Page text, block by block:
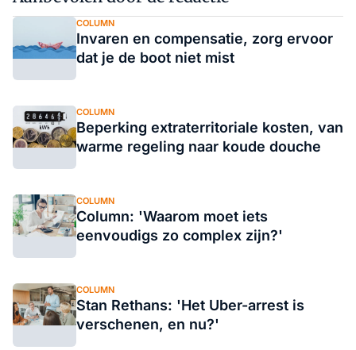
COLUMN
Invaren en compensatie, zorg ervoor
dat je de boot niet mist
COLUMN
Beperking extraterritoriale kosten, van
warme regeling naar koude douche
COLUMN
Column: 'Waarom moet iets
eenvoudigs zo complex zijn?'
COLUMN
Stan Rethans: 'Het Uber-arrest is
verschenen, en nu?'